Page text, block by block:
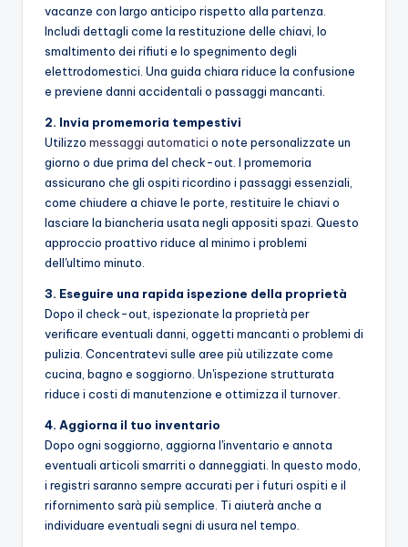
vacanze con largo anticipo rispetto alla partenza.
Includi dettagli come la restituzione delle chiavi, lo
smaltimento dei rifiuti e lo spegnimento degli
elettrodomestici. Una guida chiara riduce la confusione
e previene danni accidentali o passaggi mancanti.
2. Invia promemoria tempestivi
Utilizzo messaggi automatici o note personalizzate un
giorno o due prima del check-out. I promemoria
assicurano che gli ospiti ricordino i passaggi essenziali,
come chiudere a chiave le porte, restituire le chiavi o
lasciare la biancheria usata negli appositi spazi. Questo
approccio proattivo riduce al minimo i problemi
dell'ultimo minuto.
3. Eseguire una rapida ispezione della proprietà
Dopo il check-out, ispezionate la proprietà per
verificare eventuali danni, oggetti mancanti o problemi di
pulizia. Concentratevi sulle aree più utilizzate come
cucina, bagno e soggiorno. Un'ispezione strutturata
riduce i costi di manutenzione e ottimizza il turnover.
4. Aggiorna il tuo inventario
Dopo ogni soggiorno, aggiorna l'inventario e annota
eventuali articoli smarriti o danneggiati. In questo modo,
i registri saranno sempre accurati per i futuri ospiti e il
rifornimento sarà più semplice. Ti aiuterà anche a
individuare eventuali segni di usura nel tempo.